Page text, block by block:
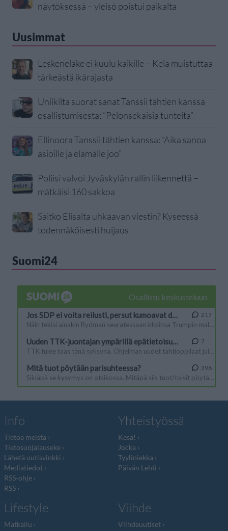
näytöksessä – yleisö poistui paikalta
Uusimmat
Leskeneläke ei kuulu kaikille – Kela muistuttaa
tärkeästä ikärajasta
Uniikilta suorat sanat Tanssii tähtien kanssa
osallistumisesta: ”Pelonsekaisia tunteita”
Ellinoora Tanssii tähtien kanssa: ”Aika sanoa
asioille ja elämälle joo”
Poliisi valvoi Jyväskylän rallin liikennettä –
mätkäisi 160 sakkoa
Saitko Elisalta uhkaavan viestin? Kyseessä
todennäköisesti huijaus
Suomi24
Info
Tietoa meistä
Tietosuojalauseke
Lähetä uutisvinkki
Mediatiedot
RSS-ohje
RSS
Yhteistyössä
Kesä!
Jocka
Tyyliniekka
Päivän Lehti
Lifestyle
Matkailu
Viihde
Viihdeuutiset